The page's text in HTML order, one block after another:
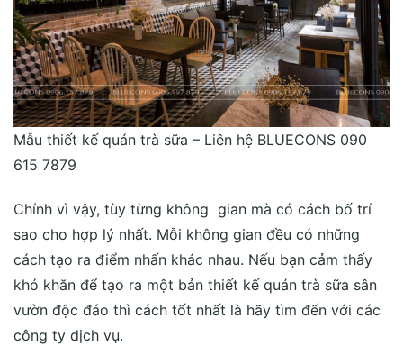
Mẫu thiết kế quán trà sữa – Liên hệ BLUECONS 090
615 7879
Chính vì vậy, tùy từng không gian mà có cách bố trí
sao cho hợp lý nhất. Mỗi không gian đều có những
cách tạo ra điểm nhấn khác nhau. Nếu bạn cảm thấy
khó khăn để tạo ra một bản thiết kế quán trà sữa sân
vườn độc đáo thì cách tốt nhất là hãy tìm đến với các
công ty dịch vụ.